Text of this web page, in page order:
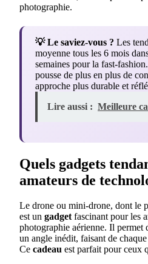
photographie.
💡 Le saviez-vous ? Les
moyenne tous les 6 mois
semaines pour la fast-
pousse de plus en plus de
approche plus durable et
Lire aussi : Meilleure
Quels gadgets
amateurs de
Le drone ou mini-drone, dont le
est un gadgetfascinant pour les
photographie aérienne. Il permet
un angle inédit, faisant de
Ce cadeau est parfait pour ceux